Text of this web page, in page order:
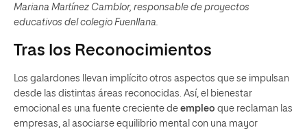
Mariana Martínez Camblor, responsable de proyectos
educativos del colegio Fuenllana.
Tras los Reconocimientos
Los galardones llevan implícito otros aspectos que se impulsan
desde las distintas áreas reconocidas. Así, el bienestar
emocional es una fuente creciente de empleo que reclaman las
empresas, al asociarse equilibrio mental con una mayor